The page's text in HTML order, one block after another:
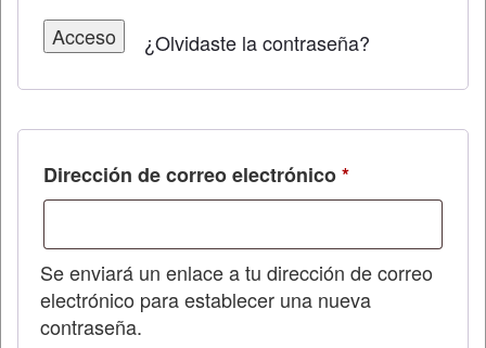
Acceso
¿Olvidaste la contraseña?
Dirección de correo electrónico*Obligatorio
Se enviará un enlace a tu dirección de correo
electrónico para establecer una nueva
contraseña.